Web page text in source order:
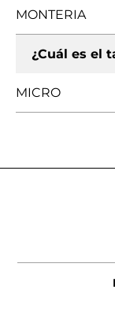
MONTERIA
¿Cuál es el
MICRO